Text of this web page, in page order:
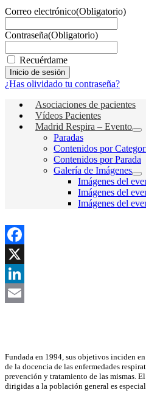
Correo electrónico(Obligatorio)
Contraseña(Obligatorio)
Recuérdame
¿Has olividado tu contraseña?
Asociaciones de pacientes
Vídeos Pacientes
Madrid Respira – Evento
Paradas
Contenidos por
Contenidos por Parada
Galería de Imágenes
Imágenes del
Imágenes del
Imágenes del
Facebook
X
LinkedIn
Fundada en 1994, sus objetivos inciden
de la docencia de las enfermedades
prevención y tratamiento de las mismas.
dirigidas a la población general es